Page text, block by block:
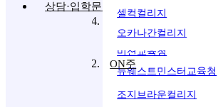
ON 주 - 토론토·오타와
ILSC 토론토
TAMWOOD 토론토
YORK UNIVERSITY (대
아보츠포드교육청
칠리왁교육청
미션교육청
뉴웨스트민스터교육청
델타교육청
셀컥컬리지
오카나간컬리지
ON주
조지브라운컬리지
상담·입학문의